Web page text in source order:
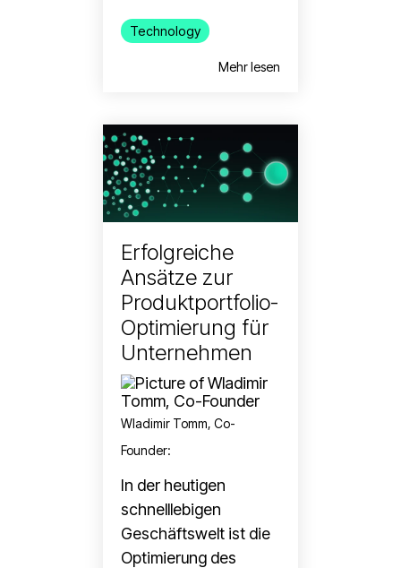
Technology
Mehr lesen
Erfolgreiche
Ansätze zur
Produktportfolio-
Optimierung für
Unternehmen
Wladimir Tomm, Co-
Founder:
In der heutigen
schnelllebigen
Geschäftswelt ist die
Optimierung des